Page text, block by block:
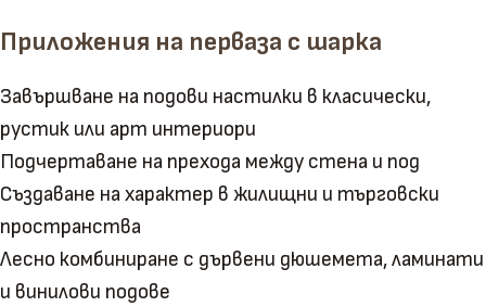
Приложения на перваза с шарка
Завършване на подови настилки в класически,
рустик или арт интериори
Подчертаване на прехода между стена и под
Създаване на характер в жилищни и търговски
пространства
Лесно комбиниране с дървени дюшемета, ламинати
и винилови подове